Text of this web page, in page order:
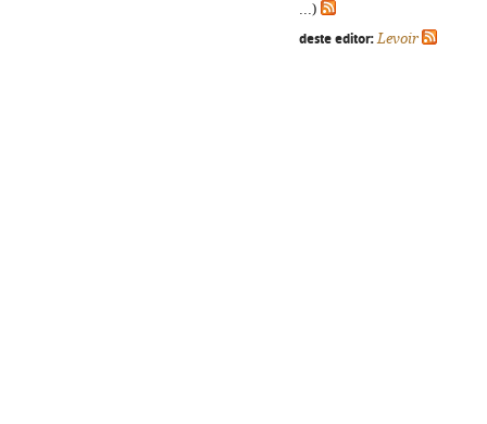
...)
deste editor: Levoir